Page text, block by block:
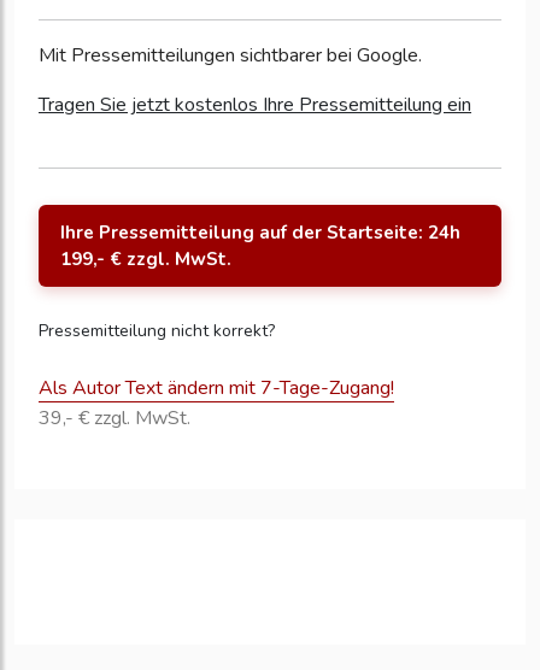
Mit Pressemitteilungen sichtbarer bei Google.
Tragen Sie jetzt kostenlos Ihre Pressemitteilung ein
Ihre Pressemitteilung auf der Startseite: 24h
199,- € zzgl. MwSt.
Pressemitteilung nicht korrekt?
Als Autor Text ändern mit 7-Tage-Zugang!
39,- € zzgl. MwSt.